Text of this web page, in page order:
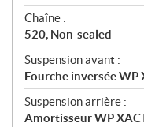
Chaîne :
520, Non-sealed
Suspension avant :
Fourche inversée WP
Suspension arrière :
Amortisseur WP